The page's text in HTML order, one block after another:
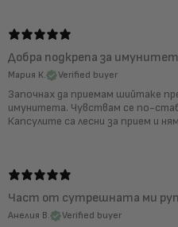
Добра подкрепа за
Мария К. Verified buyer
Започнах да приемам шийтаке
имунитета. Чувствам се по-
Капсулите са лесни за прием и
Част от сутрешната ми
Анелия В. Verified buyer